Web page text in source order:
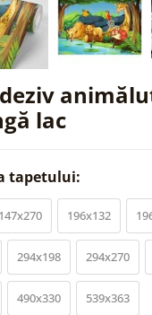
lac
tapetului:
147x270 196x132
294x198 294x270
490x330 539x363